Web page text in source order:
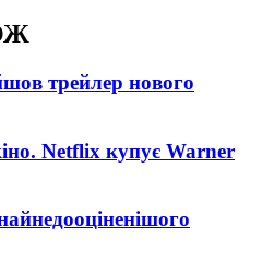
трейлер нового
Netflix купує Warner